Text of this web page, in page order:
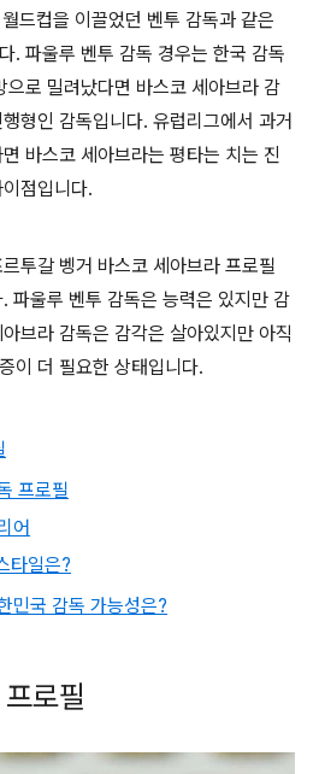
드컵을 이끌었던 벤투 감독과 같은
. 파울루 벤투 감독 경우는 한국 감독
으로 밀려났다면 바스코 세아브라 감
형인 감독입니다. 유럽리그에서 과거
바스코 세아브라는 평타는 치는 진
점입니다.
투갈 벵거 바스코 세아브라 프로필
파울루 벤투 감독은 능력은 있지만 감
브라 감독은 감각은 살아있지만 아직
이 더 필요한 상태입니다.
프로필
어
타일은?
민국 감독 가능성은?
로필